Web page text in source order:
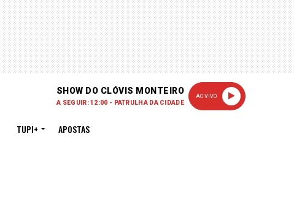
SHOW DO CLÓVIS MONTEIRO
A SEGUIR: 12:00 - PATRULHA DA CIDADE
AO VIVO
TUPI+ APOSTAS